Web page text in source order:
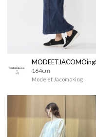
164cm
Mode et Jacomo×ing